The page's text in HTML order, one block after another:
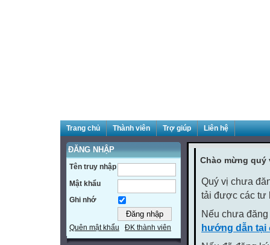
Trang chủ Thành viên Trợ giúp Liên hệ
ĐĂNG NHẬP
Tên truy nhập
Mật khẩu
Ghi nhớ
Quên mật khẩu ĐK thành viên
Chào mừng
Quý vị chưa
tải được các tư
Nếu chưa
hướng dẫn tại